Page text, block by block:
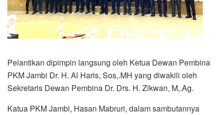
Pelantikan dipimpin langsung oleh Ketua Dewan Pembina
PKM Jambi Dr. H. Al Haris, Sos,.MH yang diwakili oleh
Sekretaris Dewan Pembina Dr. Drs. H. Zikwan, M,.Ag.
Katua PKM Jambi, Hasan Mabruri, dalam sambutannya